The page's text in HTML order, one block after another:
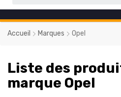
Accueil Marques Opel
Liste des
marque Opel